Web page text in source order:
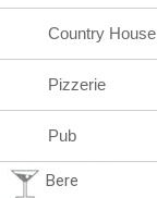
Country House
Pizzerie
Pub
Bere